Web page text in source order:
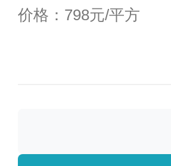
价格：798元/平方